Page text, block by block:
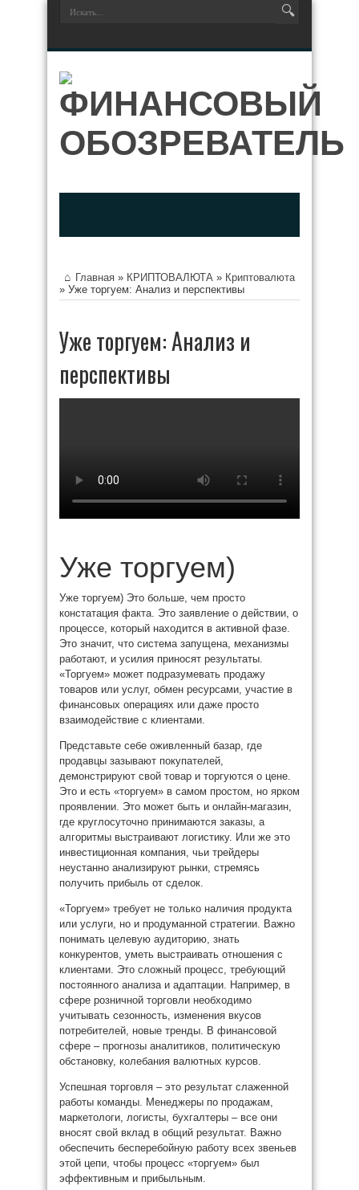
Главная » КРИПТОВАЛЮТА » Криптовалюта
» Уже торгуем: Анализ и перспективы
Уже торгуем: Анализ и
перспективы
Уже торгуем)
Уже торгуем) Это больше, чем просто
констатация факта. Это заявление о действии, о
процессе, который находится в активной фазе.
Это значит, что система запущена, механизмы
работают, и усилия приносят результаты.
«Торгуем» может подразумевать продажу
товаров или услуг, обмен ресурсами, участие в
финансовых операциях или даже просто
взаимодействие с клиентами.
Представьте себе оживленный базар, где
продавцы зазывают покупателей,
демонстрируют свой товар и торгуются о цене.
Это и есть «торгуем» в самом простом, но ярком
проявлении. Это может быть и онлайн-магазин,
где круглосуточно принимаются заказы, а
алгоритмы выстраивают логистику. Или же это
инвестиционная компания, чьи трейдеры
неустанно анализируют рынки, стремясь
получить прибыль от сделок.
«Торгуем» требует не только наличия продукта
или услуги, но и продуманной стратегии. Важно
понимать целевую аудиторию, знать
конкурентов, уметь выстраивать отношения с
клиентами. Это сложный процесс, требующий
постоянного анализа и адаптации. Например, в
сфере розничной торговли необходимо
учитывать сезонность, изменения вкусов
потребителей, новые тренды. В финансовой
сфере – прогнозы аналитиков, политическую
обстановку, колебания валютных курсов.
Успешная торговля – это результат слаженной
работы команды. Менеджеры по продажам,
маркетологи, логисты, бухгалтеры – все они
вносят свой вклад в общий результат. Важно
обеспечить бесперебойную работу всех звеньев
этой цепи, чтобы процесс «торгуем» был
эффективным и прибыльным.